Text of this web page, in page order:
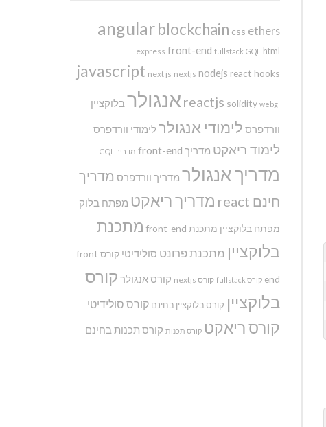
angularblockchain css ethers
express front-end fullstack GQL html
javascript next js nextjs nodejs react hooks
reactjs solidity webgl אנגולר בלוקציין
וורדפרס לימודי אנגולר לימודי וורדפרס
לימוד ריאקט מדריך front-end מדריך GQL
מדריך אנגולר מדריך וורדפרס מדריך
חינם react
מדריך ריאקט מפתח בלוק
מפתח בלוקציין מתכנת front-end
מתכנת
בלוקציין מתכנת פרונט סולידיטי קורס front
end קורס fullstack קורס nextjs קורס אנגולר קורס
בלוקציין קורס בלוקציין בחינם קורס סולידיטי
קורס ריאקט קורס תכנות קורס תכנות בחינם